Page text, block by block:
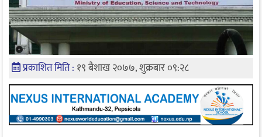
प्रकाशित मिति : १९ बैशाख २०७७, शुक्रबार ०९:२८